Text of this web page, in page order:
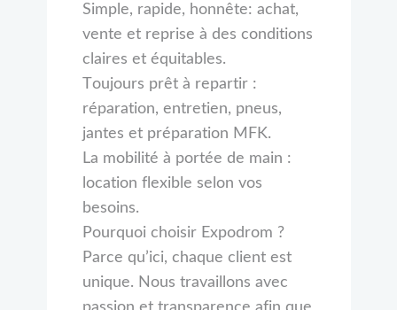
Simple, rapide, honnête: achat,
vente et reprise à des conditions
claires et équitables.
Toujours prêt à repartir :
réparation, entretien, pneus,
jantes et préparation MFK.
La mobilité à portée de main :
location flexible selon vos
besoins.
Pourquoi choisir Expodrom ?
Parce qu’ici, chaque client est
unique. Nous travaillons avec